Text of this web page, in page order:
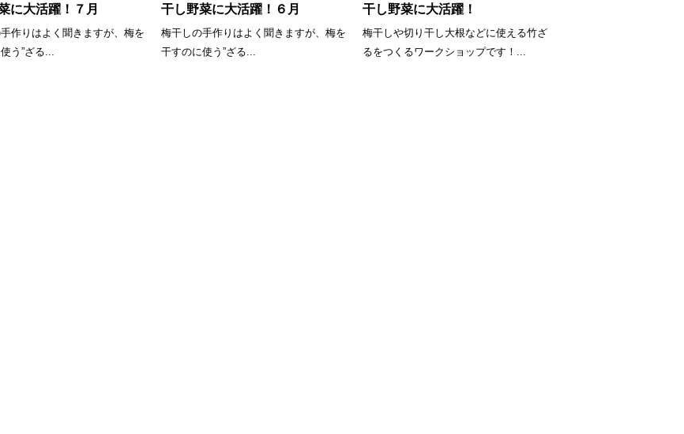
に大活躍！７月
作りはよく聞きますが、梅を
う”ざる...
干し野菜に大活躍！６月
梅干しの手作りはよく聞きますが、梅を
干すのに使う”ざる...
干し野菜に大活躍！
梅干しや切り干し大根などに使える竹ざ
るをつくるワークショップです！...